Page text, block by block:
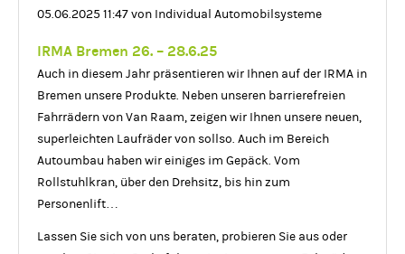
Person
05.06.2025 11:47von Individual Automobilsysteme
IRMA Bremen 26. – 28.6.25
Auch in diesem Jahr präsentieren wir Ihnen auf der IRMA in
Bremen unsere Produkte. Neben unseren barrierefreien
Fahrrädern von Van Raam, zeigen wir Ihnen unsere neuen,
superleichten Laufräder von sollso. Auch im Bereich
Autoumbau haben wir einiges im Gepäck. Vom
Rollstuhlkran, über den Drehsitz, bis hin zum
Personenlift…
Lassen Sie sich von uns beraten, probieren Sie aus oder